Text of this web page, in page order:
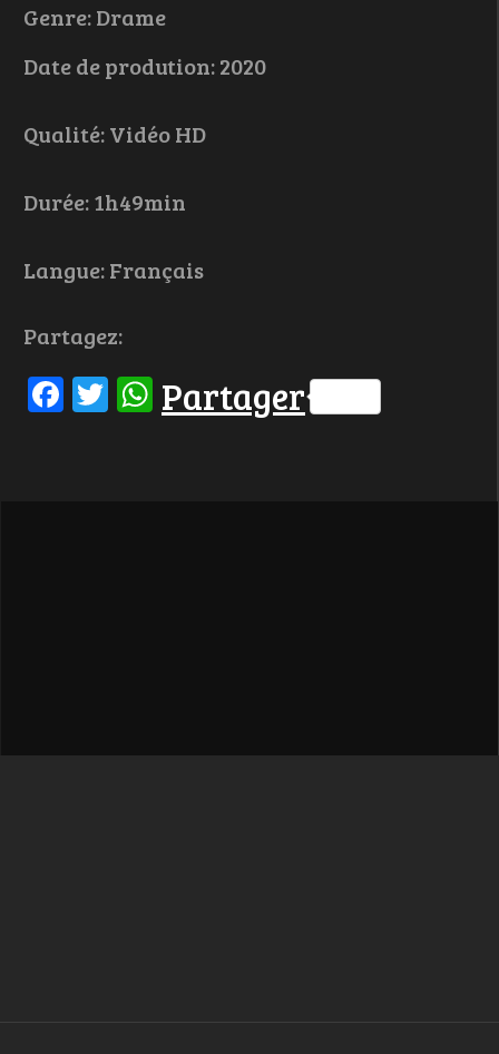
Genre: Drame
Date de prodution: 2020
Qualité: Vidéo HD
Durée: 1h49min
Langue: Français
Partagez:
Facebook
Twitter
WhatsApp
Partager